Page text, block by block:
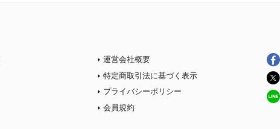
運営会社概要
特定商取引法に基づく表示
プライバシーポリシー
会員規約